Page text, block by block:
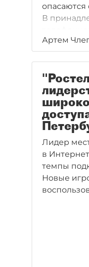
опасаются
В
основной
Артем
Лидер
в
темпы
Новые